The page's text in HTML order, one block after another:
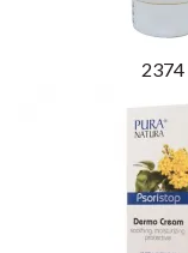
2374